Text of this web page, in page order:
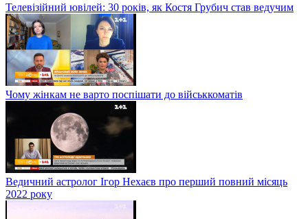
Телевізійний ювілей: 30 років, як Костя Грубич став ведучим
Чому жінкам не варто поспішати до військкоматів
Ведичний астролог Ігор Нехаєв про перший повний місяць
2022 року